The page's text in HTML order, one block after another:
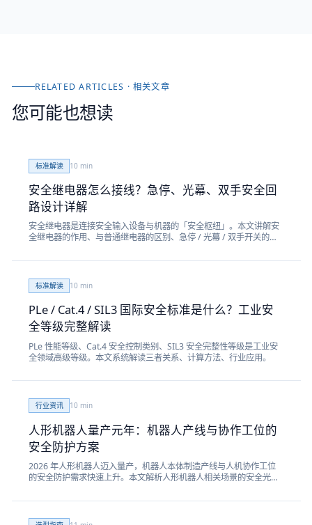
RELATED ARTICLES · 相关文章
您可能也想读
标准解读 10 min
安全继电器怎么接线？急停、光幕、双手安全回
路设计详解
安全继电器是连接安全输入设备与机器的「安全枢纽」。本文讲解安
全继电器的作用、与普通继电器的区别、急停 / 光幕 / 双手开关的安
标准解读 10 min
PLe / Cat.4 / SIL3 国际安全标准是什么？工业安
全等级完整解读
PLe 性能等级、Cat.4 安全控制类别、SIL3 安全完整性等级是工业安
全领域高级等级。本文系统解读三者关系、计算方法、行业应用。
行业资讯 10 min
人形机器人量产元年：机器人产线与协作工位的
安全防护方案
2026 年人形机器人迈入量产，机器人本体制造产线与人机协作工位
的安全防护需求快速上升。本文解析人形机器人相关场景的安全光